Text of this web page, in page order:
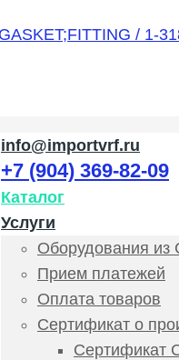
info@importvrf.ru
+7 (904) 369-82-09
Каталог
Услуги
Оборудования
Прием платежей
Оплата товаров
Сертификат о
Сертификат